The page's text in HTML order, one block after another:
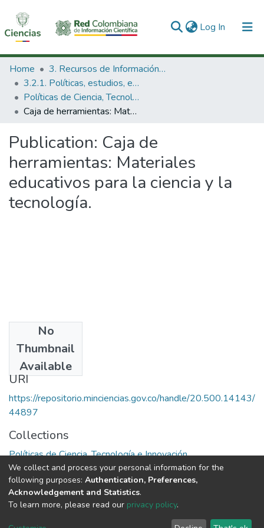
Log In (current)
Communities & Collections
All of DSpace
Statistics
Home
3. Recursos de Información Científica y Tecnológica
3.2.1. Políticas, estudios, evaluaciones e indicadores de CTeI
Políticas de Ciencia, Tecnología e Innovación
Caja de herramientas: Materiales educativos para la ciencia y la tecnología.
Publication: Caja de
herramientas: Materiales
educativos para la ciencia y la
tecnología.
No
Thumbnail
Available
Publisher
Colciencias
URI
https://repositorio.minciencias.gov.co/handle/20.500.14143/
44897
Collections
Políticas de Ciencia, Tecnología e Innovación
Full item page
DSpace software copyright © 2002-2026
Cookie End User Send
We collect and process your personal information for the
following purposes: Authentication, Preferences,
Acknowledgement and Statistics.
To learn more, please read our privacy policy.